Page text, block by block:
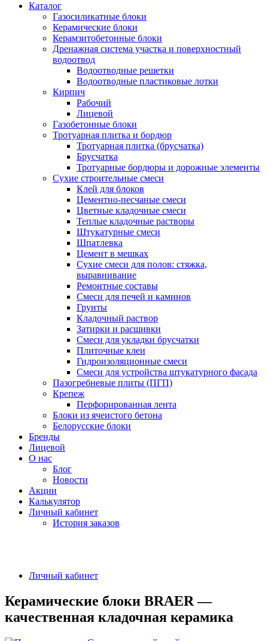
Каталог
Газосиликатные блоки
Керамические блоки
Керамзитобетонные блоки
Дренажная система участка и поверхностный
водоотвод
Водоотводные решетки
Водоотводные пластиковые лотки
Кирпич
Рабочий
Лицевой
Газобетонные блоки
Тротуарная плитка и бордюр
Тротуарная плитка (брусчатка)
Брусчатка
Тротуарные бордюры и дорожные элементы
Сухие строительные смеси
Клей для блоков
Цементно-песчаные смеси
Цветные кладочные смеси
Теплые кладочные растворы
Штукатурные смеси
Шпатлевка
Цемент в мешках
Сухие смеси для полов: стяжка,
выравнивание
Ремонтные составы
Смеси для печей и каминов
Грунты
Кладочный раствор
Затирки и расшивки
Смеси для укладки брусчатки
Плиточные клеи
Гидроизоляционные смеси
Смеси для устройства штукатурного фасада
Пазогребневые плиты (ПГП)
Крепеж
Перфорированная лента
Блоки из ячеистого бетона
Белорусские блоки
Бренды
Лицевой
О нас
Блог
Новости
Акции
Калькулятор
Личный кабинет
История заказов
Личный кабинет
Керамические блоки BRAER —
качественная кладочная керамика